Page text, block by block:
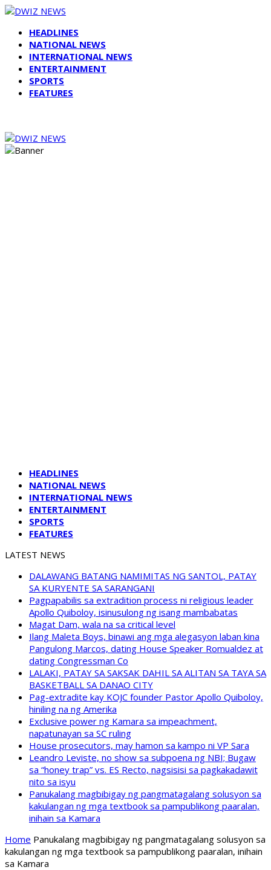
HEADLINES
NATIONAL NEWS
INTERNATIONAL NEWS
ENTERTAINMENT
SPORTS
FEATURES
HEADLINES
NATIONAL NEWS
INTERNATIONAL NEWS
ENTERTAINMENT
SPORTS
FEATURES
LATEST NEWS
DALAWANG BATANG NAMIMITAS NG SANTOL, PATAY
SA KURYENTE SA SARANGANI
Pagpapabilis sa extradition process ni religious leader
Apollo Quiboloy, isinusulong ng isang mambabatas
Magat Dam, wala na sa critical level
Ilang Maleta Boys, binawi ang mga alegasyon laban kina
Pangulong Marcos, dating House Speaker Romualdez at
dating Congressman Co
LALAKI, PATAY SA SAKSAK DAHIL SA ALITAN SA TAYA SA
BASKETBALL SA DANAO CITY
Pag-extradite kay KOJC founder Pastor Apollo Quiboloy,
hiniling na ng Amerika
Exclusive power ng Kamara sa impeachment,
napatunayan sa SC ruling
House prosecutors, may hamon sa kampo ni VP Sara
Leandro Leviste, no show sa subpoena ng NBI; Bugaw
sa “honey trap” vs. ES Recto, nagsisisi sa pagkakadawit
nito sa isyu
Panukalang magbibigay ng pangmatagalang solusyon sa
kakulangan ng mga textbook sa pampublikong paaralan,
inihain sa Kamara
Home Panukalang magbibigay ng pangmatagalang solusyon sa
kakulangan ng mga textbook sa pampublikong paaralan, inihain
sa Kamara